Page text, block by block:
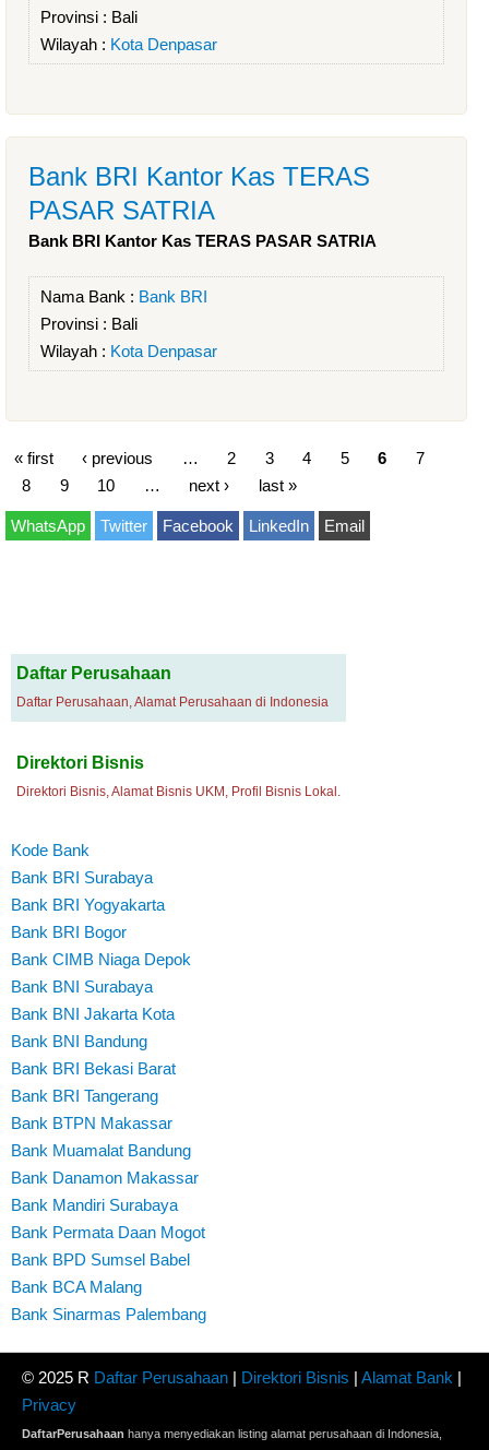
Provinsi : Bali
Wilayah : Kota Denpasar
Bank BRI Kantor Kas TERAS
PASAR SATRIA
Bank BRI Kantor Kas TERAS PASAR SATRIA
Nama Bank : Bank BRI
Provinsi : Bali
Wilayah : Kota Denpasar
« first ‹ previous 2 3 4 5 6
7
8
9 10 next › last »
WhatsApp Twitter Facebook LinkedIn Email
Daftar Perusahaan
Daftar Perusahaan, Alamat Perusahaan di Indonesia
Direktori Bisnis
Direktori Bisnis, Alamat Bisnis UKM, Profil Bisnis Lokal.
Kode Bank
Bank BRI Surabaya
Bank BRI Yogyakarta
Bank BRI Bogor
Bank CIMB Niaga Depok
Bank BNI Surabaya
Bank BNI Jakarta Kota
Bank BNI Bandung
Bank BRI Bekasi Barat
Bank BRI Tangerang
Bank BTPN Makassar
Bank Muamalat Bandung
Bank Danamon Makassar
Bank Mandiri Surabaya
Bank Permata Daan Mogot
Bank BPD Sumsel Babel
Bank BCA Malang
Bank Sinarmas Palembang
© 2025 R Daftar Perusahaan | Direktori Bisnis | Alamat Bank |
Privacy
DaftarPerusahaan hanya menyediakan listing alamat perusahaan di Indonesia,